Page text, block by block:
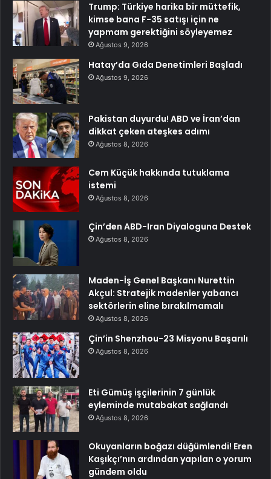
Trump: Türkiye harika bir müttefik,
kimse bana F-35 satışı için ne
yapmam gerektiğini söyleyemez
Ağustos 9, 2026
Hatay’da Gıda Denetimleri Başladı
Ağustos 9, 2026
Pakistan duyurdu! ABD ve İran’dan
dikkat çeken ateşkes adımı
Ağustos 8, 2026
Cem Küçük hakkında tutuklama
istemi
Ağustos 8, 2026
Çin’den ABD-Iran Diyaloguna Destek
Ağustos 8, 2026
Maden-İş Genel Başkanı Nurettin
Akçul: Stratejik madenler yabancı
sektörlerin eline bırakılmamalı
Ağustos 8, 2026
Çin’in Shenzhou-23 Misyonu Başarılı
Ağustos 8, 2026
Eti Gümüş işçilerinin 7 günlük
eyleminde mutabakat sağlandı
Ağustos 8, 2026
Okuyanların boğazı düğümlendi! Eren
Kaşıkçı’nın ardından yapılan o yorum
gündem oldu